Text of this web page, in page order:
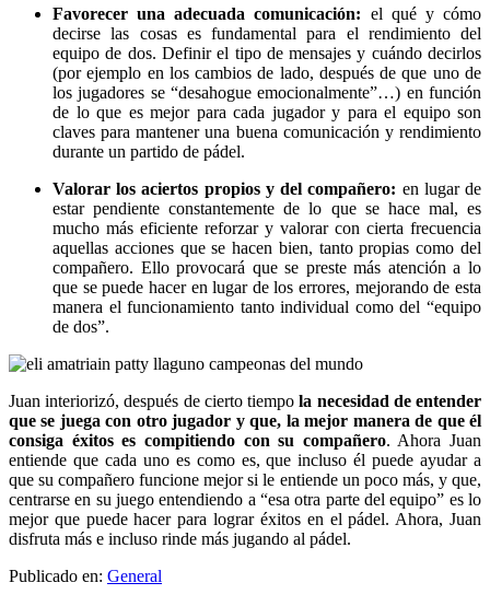
Favorecer una adecuada comunicación: el qué y cómo
decirse las cosas es fundamental para el rendimiento del
equipo de dos. Definir el tipo de mensajes y cuándo decirlos
(por ejemplo en los cambios de lado, después de que uno de
los jugadores se “desahogue emocionalmente”…) en función
de lo que es mejor para cada jugador y para el equipo son
claves para mantener una buena comunicación y rendimiento
durante un partido de pádel.
Valorar los aciertos propios y del compañero: en lugar de
estar pendiente constantemente de lo que se hace mal, es
mucho más eficiente reforzar y valorar con cierta frecuencia
aquellas acciones que se hacen bien, tanto propias como del
compañero. Ello provocará que se preste más atención a lo
que se puede hacer en lugar de los errores, mejorando de esta
manera el funcionamiento tanto individual como del “equipo
de dos”.
Juan interiorizó, después de cierto tiempola necesidad de entender
que se juega con otro jugador y que, la mejor manera de que él
consiga éxitos es compitiendo con su compañero. Ahora Juan
entiende que cada uno es como es, que incluso él puede ayudar a
que su compañero funcione mejor si le entiende un poco más, y que,
centrarse en su juego entendiendo a “esa otra parte del equipo” es lo
mejor que puede hacer para lograr éxitos en el pádel. Ahora, Juan
disfruta más e incluso rinde más jugando al pádel.
Publicado en: General